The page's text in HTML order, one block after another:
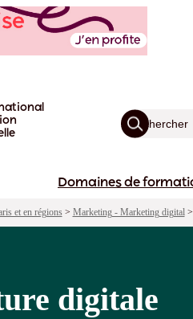
Domaines de
et en régions> Marketing - Marketing digital>
digitale
Pédagogie Points forts